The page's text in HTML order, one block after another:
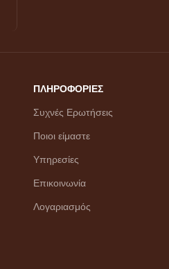
ΠΛΗΡΟΦΟΡΙΕΣ
Συχνές Ερωτήσεις
Ποιοι είμαστε
Υπηρεσίες
Επικοινωνία
Λογαριασμός